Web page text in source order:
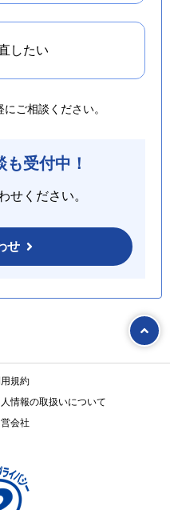
したい
ご相談ください。
受付中！
せください。
せ
規約
情報の取扱いについて
会社